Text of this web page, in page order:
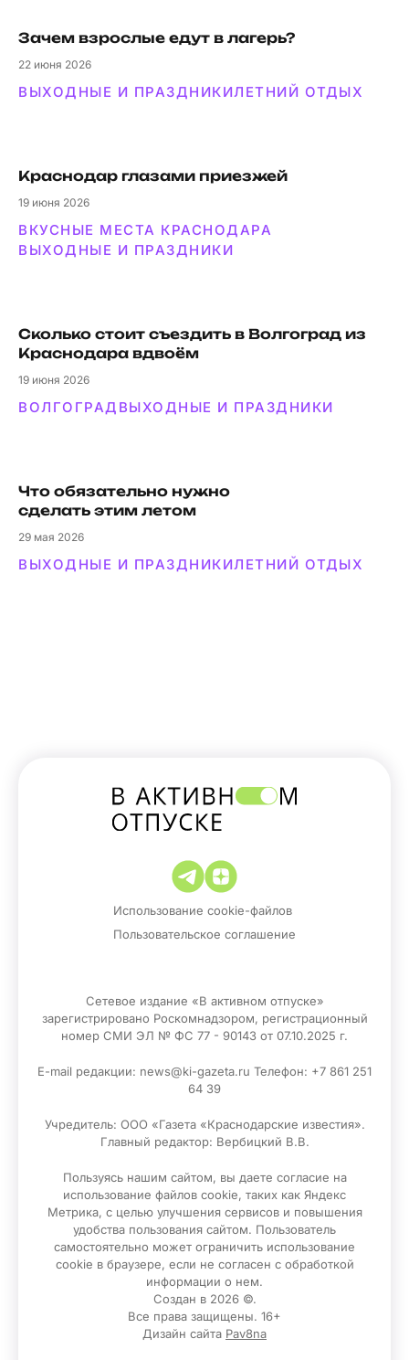
Зачем взрослые едут в лагерь?
22 июня 2026
ВЫХОДНЫЕ И ПРАЗДНИКИЛЕТНИЙ ОТДЫХ
Краснодар глазами приезжей
19 июня 2026
ВКУСНЫЕ МЕСТА КРАСНОДАРА
ВЫХОДНЫЕ И ПРАЗДНИКИ
Сколько стоит съездить в Волгоград из
Краснодара вдвоём
19 июня 2026
ВОЛГОГРАД ВЫХОДНЫЕ И ПРАЗДНИКИ
Что обязательно нужно
сделать этим летом
29 мая 2026
ВЫХОДНЫЕ И ПРАЗДНИКИЛЕТНИЙ ОТДЫХ
Использование cookie-файлов
Пользовательское соглашение
Сетевое издание «В активном отпуске»
зарегистрировано Роскомнадзором, регистрационный
номер СМИ ЭЛ № ФС 77 - 90143 от 07.10.2025 г.
E-mail редакции: news@ki-gazeta.ru Телефон: +7 861 251
64 39
Учредитель: ООО «Газета «Краснодарские известия».
Главный редактор: Вербицкий В.В.
Пользуясь нашим сайтом, вы даете согласие на
использование файлов сооkіе, таких как Яндекс
Метрика, с целью улучшения сервисов и повышения
удобства пользования сайтом. Пользователь
самостоятельно может ограничить использование
сооkіе в браузере, если не согласен с обработкой
информации о нем.
Создан в 2026 ©.
Все права защищены. 16+
Дизайн сайта Pav8na